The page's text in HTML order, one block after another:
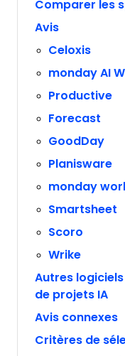
Comparer les
Avis
Celoxis
monday AI
Productive
Forecast
GoodDay
Planisware
monday
Smartsheet
Scoro
Wrike
Autres
de projets IA
Avis connexes
Critères de